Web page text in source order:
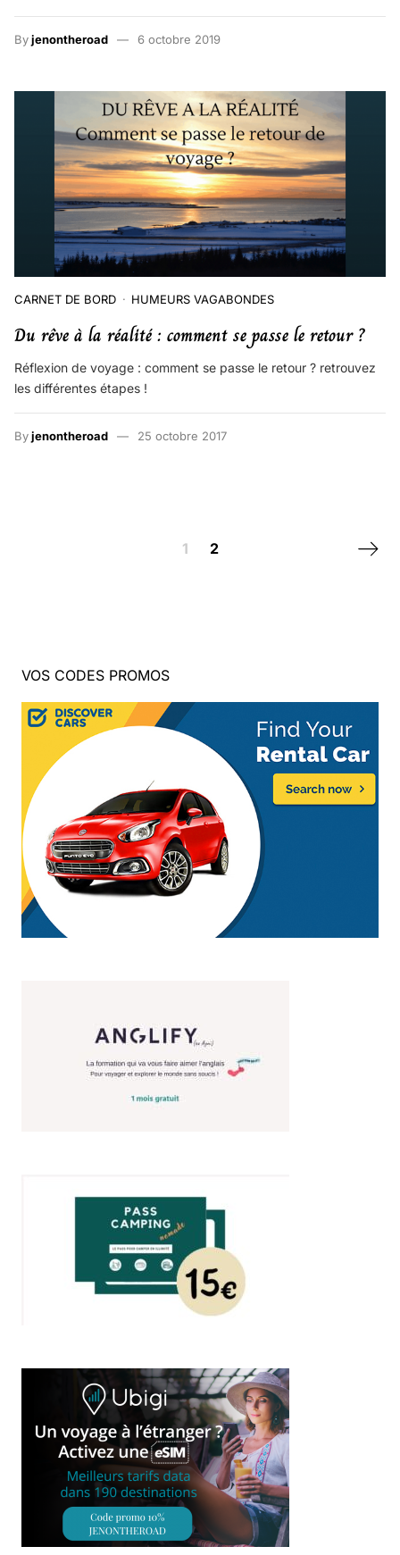
Byjenontheroad 6 octobre 2019
CARNET DE BORD HUMEURS VAGABONDES
Du rêve à la réalité : comment se passe le retour ?
Réflexion de voyage : comment se passe le retour ? retrouvez
les différentes étapes !
Byjenontheroad 25 octobre 2017
1 2 Next
VOS CODES PROMOS